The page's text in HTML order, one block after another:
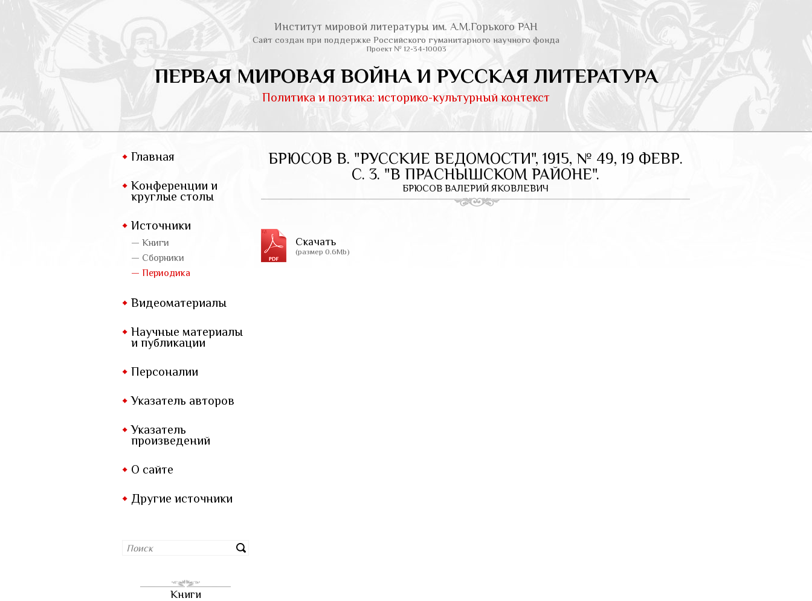
Институт мировой литературы им. А.М.Горького РАН
Сайт создан при поддержке Российского гуманитарного научного фонда
Проект № 12-34-10003
ПЕРВАЯ МИРОВАЯ ВОЙНА И РУССКАЯ ЛИТЕРАТУРА
Политика и поэтика: историко-культурный контекст
Главная
Конференции и
круглые столы
Источники
— Книги
— Сборники
— Периодика
Видеоматериалы
Научные материалы
и публикации
Персоналии
Указатель авторов
Указатель
произведений
О сайте
Другие источники
Книги
БРЮСОВ В. "РУССКИЕ ВЕДОМОСТИ", 1915, № 49, 19 ФЕВР.
С. 3. "В ПРАСНЫШСКОМ РАЙОНЕ".
БРЮСОВ ВАЛЕРИЙ ЯКОВЛЕВИЧ
Скачать
(размер 0.6Mb)